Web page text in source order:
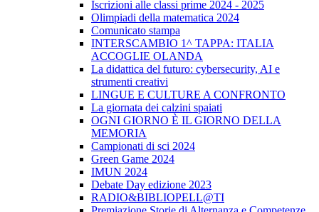
Iscrizioni alle classi prime 2024 - 2025
Olimpiadi della matematica 2024
Comunicato stampa
INTERSCAMBIO 1^ TAPPA: ITALIA
ACCOGLIE OLANDA
La didattica del futuro: cybersecurity, AI e
strumenti creativi
LINGUE E CULTURE A CONFRONTO
La giornata dei calzini spaiati
OGNI GIORNO È IL GIORNO DELLA
MEMORIA
Campionati di sci 2024
Green Game 2024
IMUN 2024
Debate Day edizione 2023
RADIO&BIBLIOPELL@TI